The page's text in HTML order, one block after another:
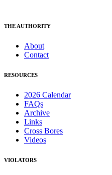
THE AUTHORITY
About
Contact
RESOURCES
2026 Calendar
FAQs
Archive
Links
Cross Bores
Videos
VIOLATORS